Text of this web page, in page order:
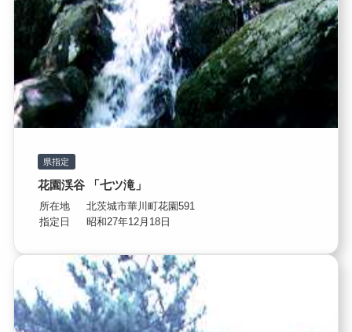
県指定
花園渓谷 「七ツ滝」
所在地
北茨城市華川町花園591
指定日
昭和27年12月18日